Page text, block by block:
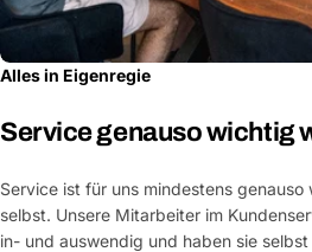
Alles in Eigenregie
Service genauso wichtig
Service ist für uns mindestens
selbst. Unsere Mitarbeiter im
in- und auswendig und haben sie